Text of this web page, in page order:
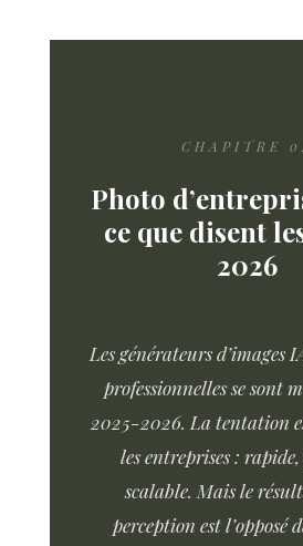
CHAPITRE
Photo
ce que disent
2026
Les générateurs d’images
professionnelles se sont
2025-2026. La tentation
les entreprises : rapide,
scalable. Mais le
perception est l’opposé